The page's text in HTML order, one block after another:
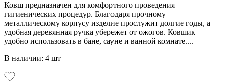
Ковш предназначен для комфортного проведения
гигиенических процедур. Благодаря прочному
металлическому корпусу изделие прослужит долгие годы, а
удобная деревянная ручка убережет от ожогов. Ковшик
удобно использовать в бане, сауне и ванной комнате....
В наличии: 4 шт